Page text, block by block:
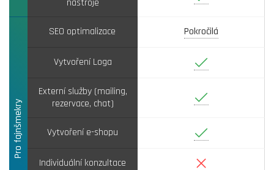
nástroje
Pro fajnšmekry
SEO optimalizace Pokročilá
Vytvoření Loga Ano
Externí služby (mailing,
rezervace, chat)
Ano
Vytvoření e-shopu Ano
Individuální konzultace Ne